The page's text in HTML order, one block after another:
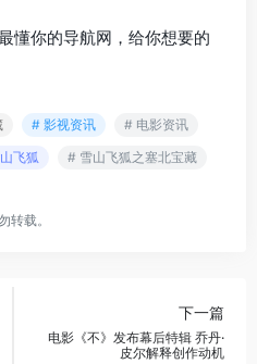
懂你的导航网，给你想要的
# 影视资讯
# 电影资讯
飞狐 # 雪山飞狐之塞北宝藏
转载。
下一篇
电影《不》发布幕后特辑 乔丹·
皮尔解释创作动机